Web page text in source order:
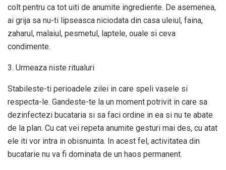
colt pentru ca tot uiti de anumite ingrediente. De asemenea,
ai grija sa nu-ti lipseasca niciodata din casa uleiul, faina,
zaharul, malaiul, pesmetul, laptele, ouale si ceva
condimente.
3. Urmeaza niste ritualuri
Stabileste-ti perioadele zilei in care speli vasele si
respecta-le. Gandeste-te la un moment potrivit in care sa
dezinfectezi bucataria si sa faci ordine in ea si nu te abate
de la plan. Cu cat vei repeta anumite gesturi mai des, cu atat
ele iti vor intra in obisnuinta. In acest fel, activitatea din
bucatarie nu va fi dominata de un haos permanent.